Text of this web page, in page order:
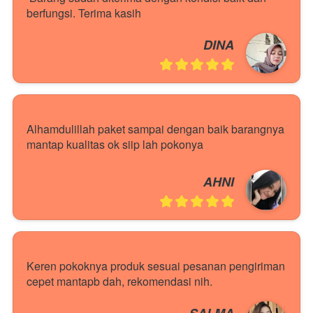
berfungsi. Terima kasih
DINA
Alhamdulillah paket sampai dengan baik barangnya
mantap kualitas ok siip lah pokonya
AHNI
Keren pokoknya produk sesuai pesanan pengiriman
cepet mantapb dah, rekomendasi nih.